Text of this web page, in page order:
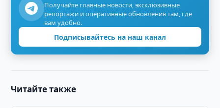
Получайте главные новости, эксклюзивные
репортажи и оперативные обновления там, где
вам удобно.
Подписывайтесь на наш канал
Читайте также